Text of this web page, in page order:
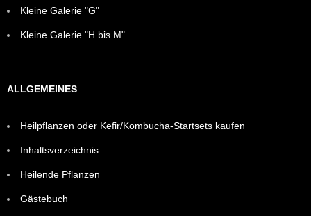
Kleine Galerie "G"
Kleine Galerie "H bis M"
ALLGEMEINES
Heilpflanzen oder Kefir/Kombucha-Startsets kaufen
Inhaltsverzeichnis
Heilende Pflanzen
Gästebuch